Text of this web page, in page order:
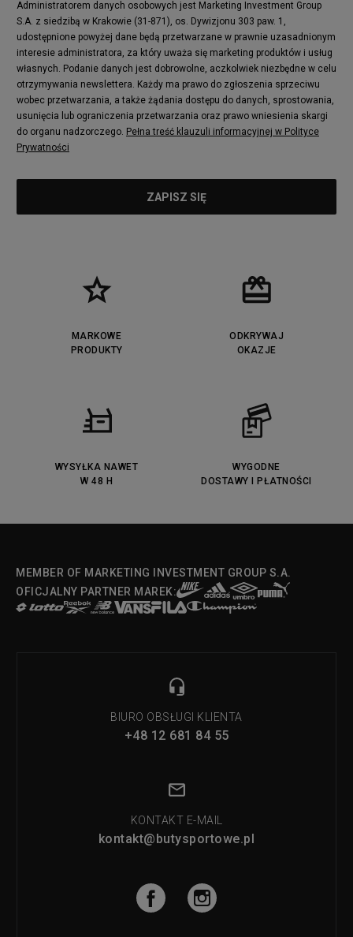
Administratorem danych osobowych jest Marketing Investment Group
S.A. z siedzibą w Krakowie (31-871), os. Dywizjonu 303 paw. 1,
udostępnione powyżej dane będą przetwarzane w prawnie uzasadnionym
interesie administratora, za który uważa się marketing produktów i usług
własnych. Podanie danych jest dobrowolne, aczkolwiek niezbędne w celu
otrzymywania newslettera. Każdy ma prawo do zgłoszenia sprzeciwu
wobec przetwarzania, a także żądania dostępu do danych, sprostowania,
usunięcia lub ograniczenia przetwarzania oraz prawo wniesienia skargi
do organu nadzorczego. Pełna treść klauzuli informacyjnej w Polityce
Prywatności
MARKOWE
PRODUKTY
ODKRYWAJ
OKAZJE
WYSYŁKA NAWET
W 48 H
WYGODNE
DOSTAWY I PŁATNOŚCI
MEMBER OF MARKETING INVESTMENT GROUP S.A.
OFICJALNY PARTNER MAREK:
BIURO OBSŁUGI KLIENTA
+48 12 681 84 55
KONTAKT E-MAIL
kontakt@butysportowe.pl